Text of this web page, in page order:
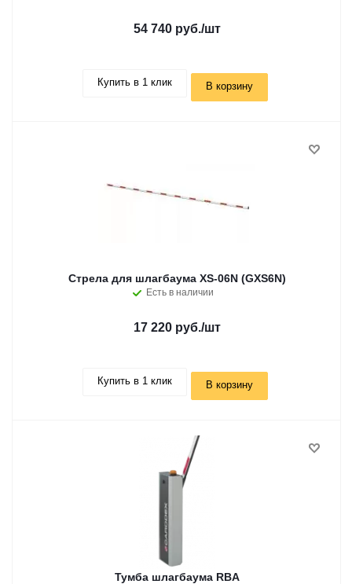
54 740 руб./шт
Купить в 1 клик В корзину
Стрела для шлагбаума XS-06N (GXS6N)
Есть в наличии
17 220 руб./шт
Купить в 1 клик В корзину
Тумба шлагбаума RBA